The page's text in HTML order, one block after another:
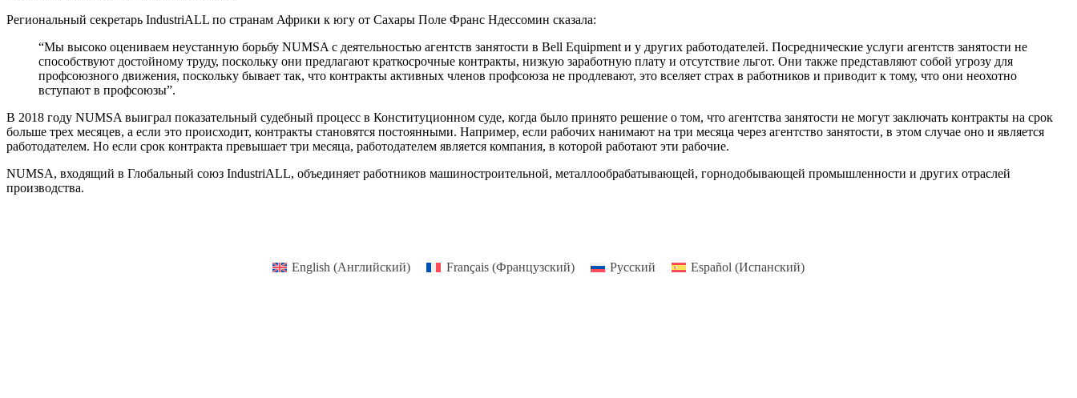
Региональный секретарь IndustriALL по странам Африки к югу от Сахары Поле Франс Ндессомин сказала:
“Мы высоко оцениваем неустанную борьбу NUMSA с деятельностью агентств занятости в Bell Equipment и у других работодателей. Посреднические услуги агентств занятости не
способствуют достойному труду, поскольку они предлагают краткосрочные контракты, низкую заработную плату и отсутствие льгот. Они также представляют собой угрозу для
профсоюзного движения, поскольку бывает так, что контракты активных членов профсоюза не продлевают, это вселяет страх в работников и приводит к тому, что они неохотно
вступают в профсоюзы”.
В 2018 году NUMSA выиграл показательный судебный процесс в Конституционном суде, когда было принято решение о том, что агентства занятости не могут заключать контракты на срок
больше трех месяцев, а если это происходит, контракты становятся постоянными. Например, если рабочих нанимают на три месяца через агентство занятости, в этом случае оно и является
работодателем. Но если срок контракта превышает три месяца, работодателем является компания, в которой работают эти рабочие.
NUMSA, входящий в Глобальный союз IndustriALL, объединяет работников машиностроительной, металлообрабатывающей, горнодобывающей промышленности и других отраслей
производства.
English (Английский) Français(Французский) Русский Español (Испанский)